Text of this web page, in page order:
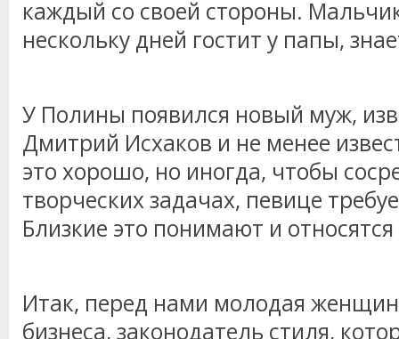
каждый со своей стороны.
нескольку дней гостит у папы,
У Полины появился новый муж,
Дмитрий Исхаков и не менее
это хорошо, но иногда, чтобы
творческих задачах, певице
Близкие это понимают и
Итак, перед нами молодая
бизнеса, законодатель стиля,